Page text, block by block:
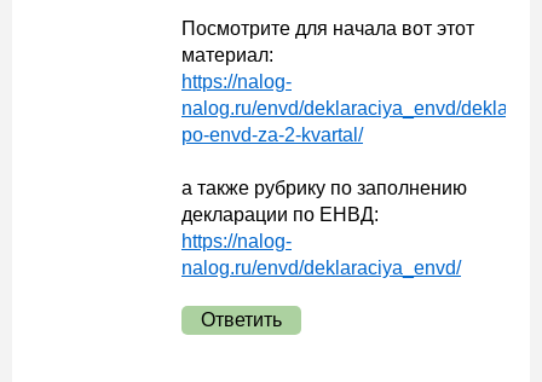
Посмотрите для начала вот этот
материал:
https://nalog-
nalog.ru/envd/deklaraciya_envd/
po-envd-za-2-kvartal/
а также рубрику по заполнению
декларации по ЕНВД:
https://nalog-
nalog.ru/envd/deklaraciya_envd/
Ответить